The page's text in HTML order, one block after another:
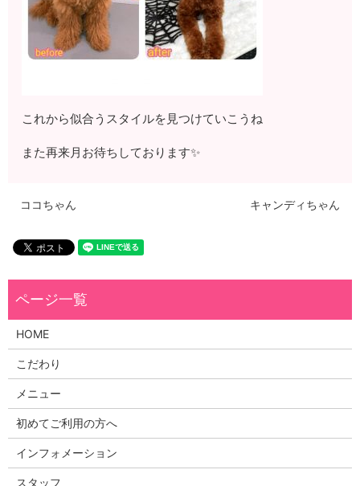
これから似合うスタイルを見つけていこうね
また再来月お待ちしております✨
ココちゃん キャンディちゃん
HOME
こだわり
メニュー
初めてご利用の方へ
インフォメーション
スタッフ